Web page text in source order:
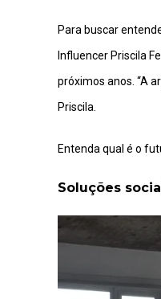
Para buscar
Influencer Priscila
próximos anos. “A
Priscila.
Entenda qual é o
Soluções